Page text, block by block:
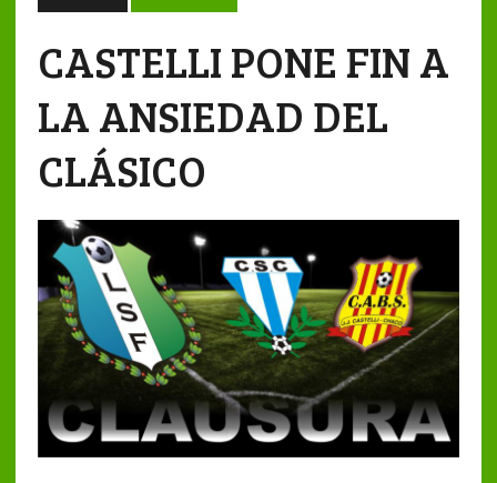
CASTELLI PONE FIN A
LA ANSIEDAD DEL
CLÁSICO